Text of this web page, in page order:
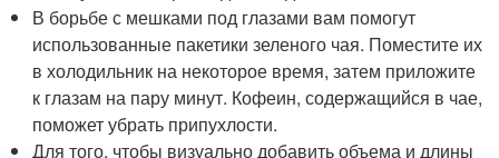
В борьбе с мешками под глазами вам помогут
использованные пакетики зеленого чая. Поместите их
в холодильник на некоторое время, затем приложите
к глазам на пару минут. Кофеин, содержащийся в чае,
поможет убрать припухлости.
Для того, чтобы визуально добавить объема и длины